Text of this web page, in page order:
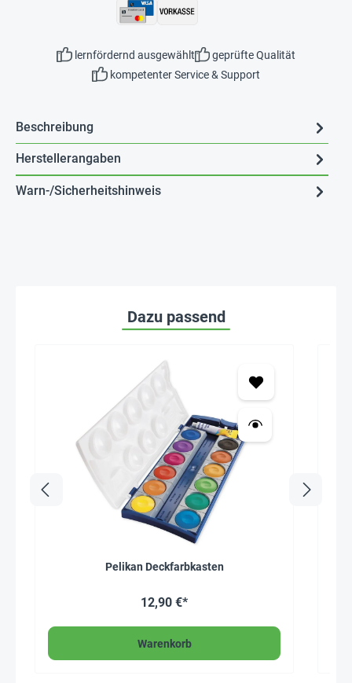
lernfördernd ausgewählt
geprüfte Qualität
kompetenter Service & Support
Beschreibung
Herstellerangaben
Warn-/Sicherheitshinweis
Dazu passend
Pelikan Deckfarbkasten
12,90 €*
Warenkorb